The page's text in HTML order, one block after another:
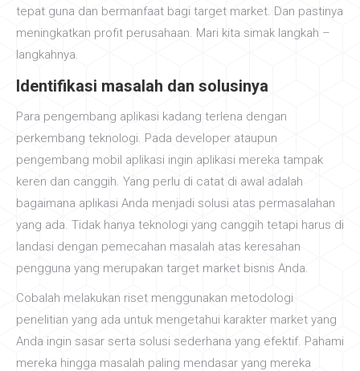
tepat guna dan bermanfaat bagi target market. Dan pastinya
meningkatkan profit perusahaan. Mari kita simak langkah –
langkahnya.
Identifikasi masalah dan solusinya
Para pengembang aplikasi kadang terlena dengan
perkembang teknologi. Pada developer ataupun
pengembang mobil aplikasi ingin aplikasi mereka tampak
keren dan canggih. Yang perlu di catat di awal adalah
bagaimana aplikasi Anda menjadi solusi atas permasalahan
yang ada. Tidak hanya teknologi yang canggih tetapi harus di
landasi dengan pemecahan masalah atas keresahan
pengguna yang merupakan target market bisnis Anda.
Cobalah melakukan riset menggunakan metodologi
penelitian yang ada untuk mengetahui karakter market yang
Anda ingin sasar serta solusi sederhana yang efektif. Pahami
mereka hingga masalah paling mendasar yang mereka